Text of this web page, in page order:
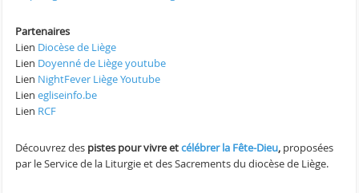
Partenaires
Lien Diocèse de Liège
Lien Doyenné de Liège youtube
Lien NightFever Liège Youtube
Lien egliseinfo.be
Lien RCF
Découvrez des pistes pour vivre etcélébrer la Fête-Dieu,proposées
par le Service de la Liturgie et des Sacrements du diocèse de Liège.